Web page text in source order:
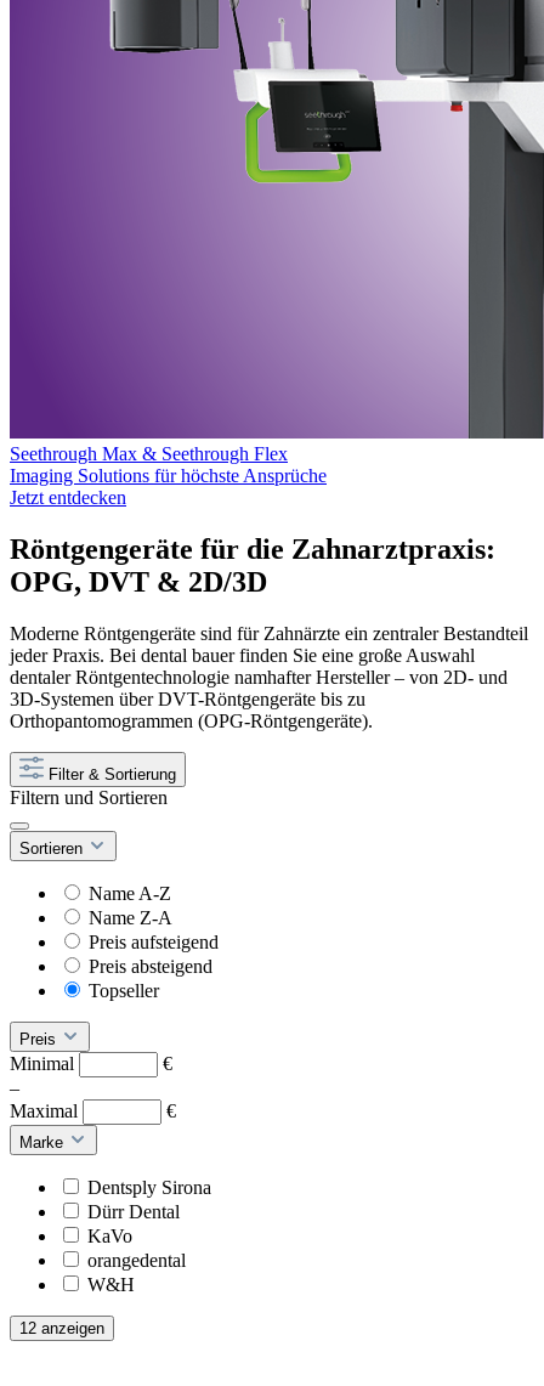
Seethrough Max & Seethrough Flex
Imaging Solutions für höchste Ansprüche
Jetzt entdecken
Röntgengeräte für die Zahnarztpraxis:
OPG, DVT & 2D/3D
Moderne Röntgengeräte sind für Zahnärzte ein zentraler Bestandteil
jeder Praxis. Bei dental bauer finden Sie eine große Auswahl
dentaler Röntgentechnologie namhafter Hersteller – von 2D- und
3D-Systemen über DVT-Röntgengeräte bis zu
Orthopantomogrammen (OPG-Röntgengeräte).
Filter & Sortierung
Filtern und Sortieren
Sortieren
Name A-Z
Name Z-A
Preis aufsteigend
Preis absteigend
Topseller
Preis
Minimal
€
–
Maximal
€
Marke
Dentsply Sirona
Dürr Dental
KaVo
orangedental
W&H
12 anzeigen